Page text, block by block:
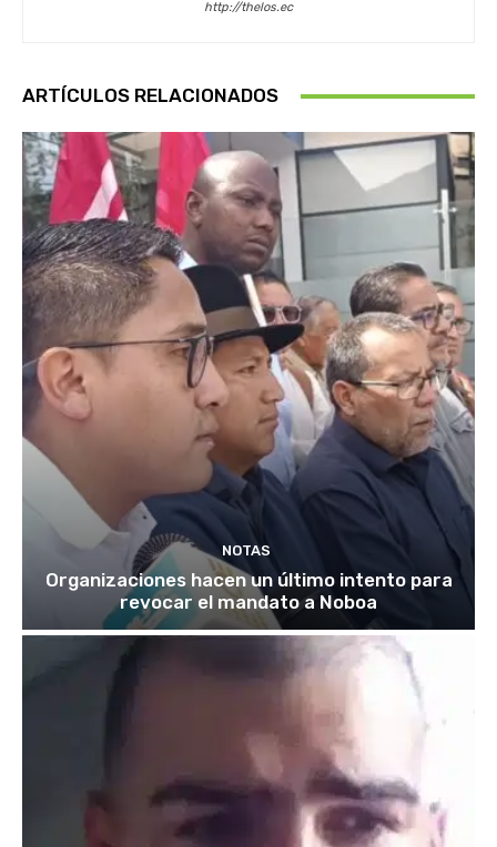
http://thelos.ec
ARTÍCULOS RELACIONADOS
NOTAS
Organizaciones hacen un último intento para
revocar el mandato a Noboa